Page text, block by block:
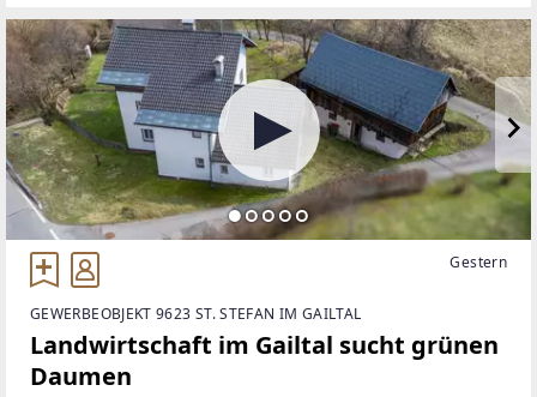
Gestern
GEWERBEOBJEKT 9623 ST. STEFAN IM GAILTAL
Landwirtschaft im Gailtal sucht grünen
Daumen